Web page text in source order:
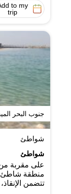
to my
trip
جنوب البحر
شواطئ
شواطئ
على مقربة
منطقة شاطئ
تتضمن